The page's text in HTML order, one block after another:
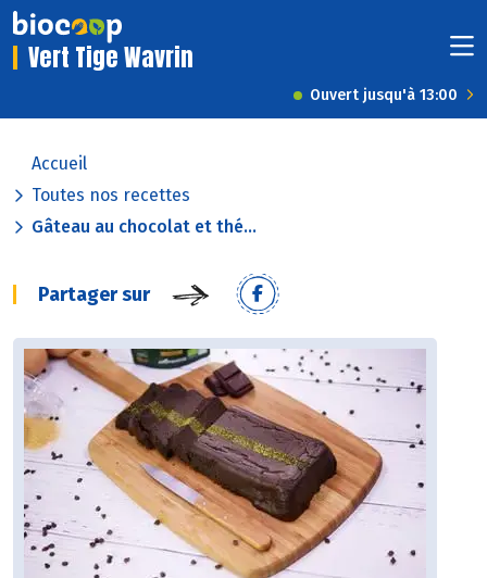
Vert Tige Wavrin
Ouvert jusqu'à 13:00
Accueil
Toutes nos recettes
Gâteau au chocolat et thé...
Partager sur